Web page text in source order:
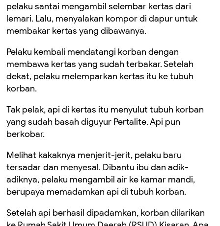
pelaku santai mengambil selembar kertas dari
lemari. Lalu, menyalakan kompor di dapur untuk
membakar kertas yang dibawanya.
Pelaku kembali mendatangi korban dengan
membawa kertas yang sudah terbakar. Setelah
dekat, pelaku melemparkan kertas itu ke tubuh
korban.
Tak pelak, api di kertas itu menyulut tubuh korban
yang sudah basah diguyur Pertalite. Api pun
berkobar.
Melihat kakaknya menjerit-jerit, pelaku baru
tersadar dan menyesal. Dibantu ibu dan adik-
adiknya, pelaku mengambil air ke kamar mandi,
berupaya memadamkan api di tubuh korban.
Setelah api berhasil dipadamkan, korban dilarikan